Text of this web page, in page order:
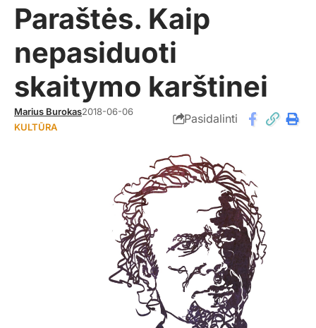
Paraštės. Kaip
nepasiduoti
skaitymo karštinei
Marius Burokas2018-06-06
KULTŪRA
Pasidalinti